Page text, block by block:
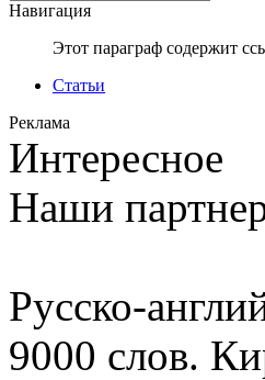
Навигация
Этот параграф содержит
Статьи
Реклама
Интересное
Наши
Русско-
9000 слов.